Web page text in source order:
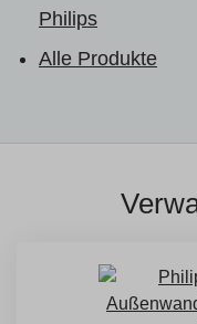
Philips
Alle Produkte